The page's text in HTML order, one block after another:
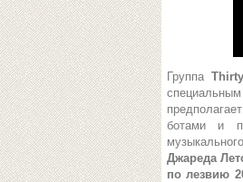
Группа
ботами и
Джареда
по лезвию